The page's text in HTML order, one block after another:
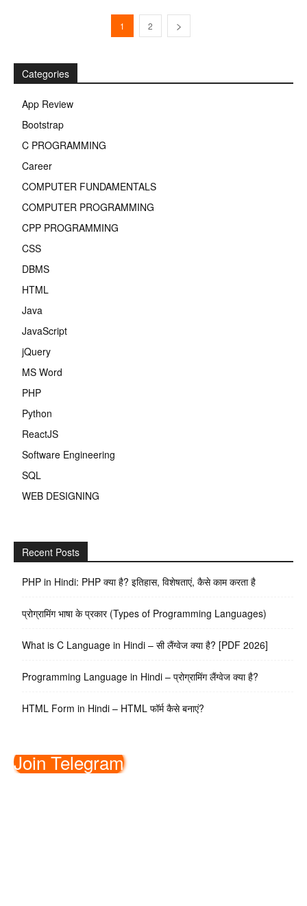
1 2
Categories
App Review
Bootstrap
C PROGRAMMING
Career
COMPUTER FUNDAMENTALS
COMPUTER PROGRAMMING
CPP PROGRAMMING
CSS
DBMS
HTML
Java
JavaScript
jQuery
MS Word
PHP
Python
ReactJS
Software Engineering
SQL
WEB DESIGNING
Recent Posts
PHP in Hindi: PHP क्या है? इतिहास, विशेषताएं, कैसे काम करता है
प्रोग्रामिंग भाषा के प्रकार (Types of Programming Languages)
What is C Language in Hindi – सी लैंग्वेज क्या है? [PDF 2026]
Programming Language in Hindi – प्रोग्रामिंग लैंग्वेज क्या है?
HTML Form in Hindi – HTML फॉर्म कैसे बनाएं?
Join Telegram